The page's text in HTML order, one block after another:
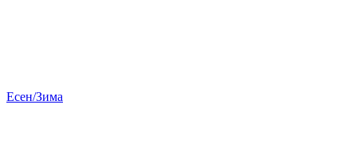
Есен/Зима